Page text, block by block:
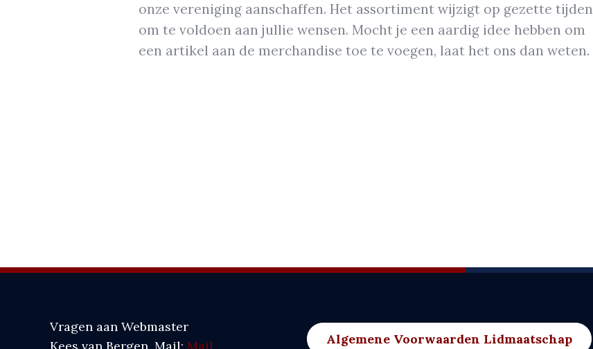
onze vereniging aanschaffen. Het assortiment wijzigt op gezette tijden
om te voldoen aan jullie wensen. Mocht je een aardig idee hebben om
een artikel aan de merchandise toe te voegen, laat het ons dan weten.
Vragen aan Webmaster
Algemene Voorwaarden Lidmaatschap